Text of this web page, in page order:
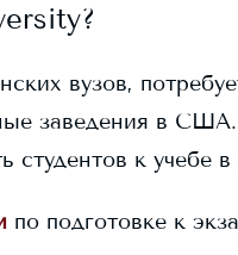
?
вузов,
заведения в США.
к учебе в
по подготовке к